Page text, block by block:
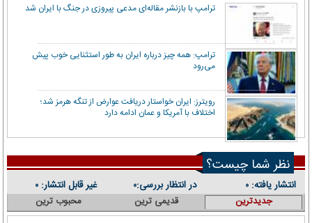
ترامپ با بازنشر مقاله‌ای مدعی پیروزی در جنگ با ایران شد
ترامپ: همه چیز درباره ایران به طور استثنایی خوب پیش
می‌رود
رویترز: ایران خواستار دریافت عوارض از تنگه هرمز شد؛
اختلاف با آمریکا و عمان ادامه دارد
نظر شما چیست؟
انتشار یافته: ۰ در انتظار بررسی:۰ غیر قابل انتشار: ۰
جدیدترین قدیمی ترین محبوب ترین